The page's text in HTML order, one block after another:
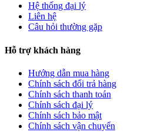
Hệ thống đại lý
Liên hệ
Câu hỏi thường gặp
Hỗ trợ khách hàng
Hướng dẫn mua hàng
Chính sách đổi trả hàng
Chính sách thanh toán
Chính sách đại lý
Chính sách bảo mật
Chính sách vận chuyển